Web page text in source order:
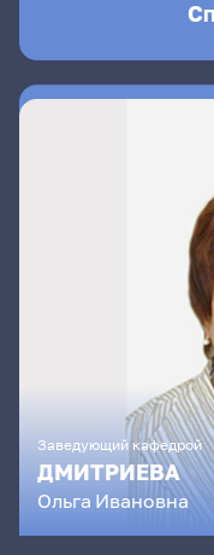
Заведующий кафедрой
ДМИТРИЕВА
Ольга Ивановна